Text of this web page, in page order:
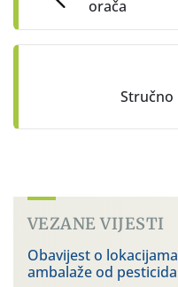
orača
Stručno
VEZANE VIJESTI
Obavijest o
ambalaže od